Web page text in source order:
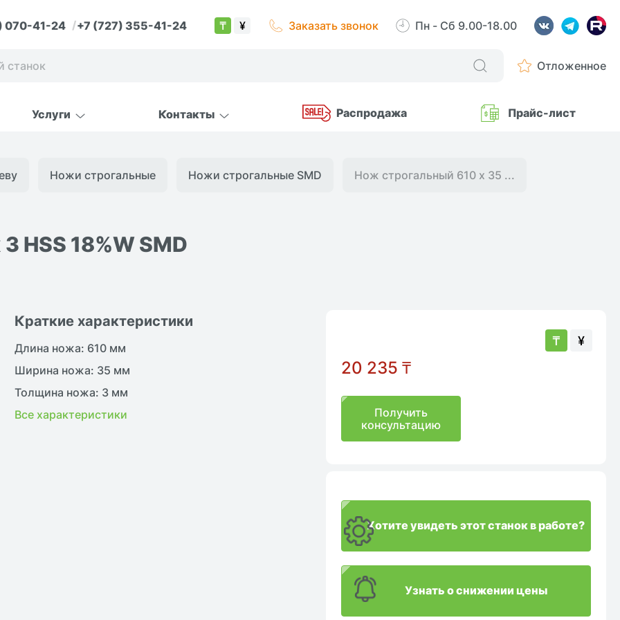
070-41-24 +7 (727) 355-41-24 ₸ ¥ Заказать звонок Пн - Сб 9.00-18.00
Отложенное
Услуги Контакты Распродажа Прайс-лист
Ножи строгальные Ножи строгальные SMD Нож строгальный 610 х 35 ...
HSS 18%W SMD
Краткие характеристики
Длина ножа: 610 мм
Ширина ножа: 35 мм
Толщина ножа: 3 мм
Все характеристики
₸ ¥
20 235 ₸
Получить
консультацию
Хотите увидеть этот станок в работе?
Узнать о снижении цены